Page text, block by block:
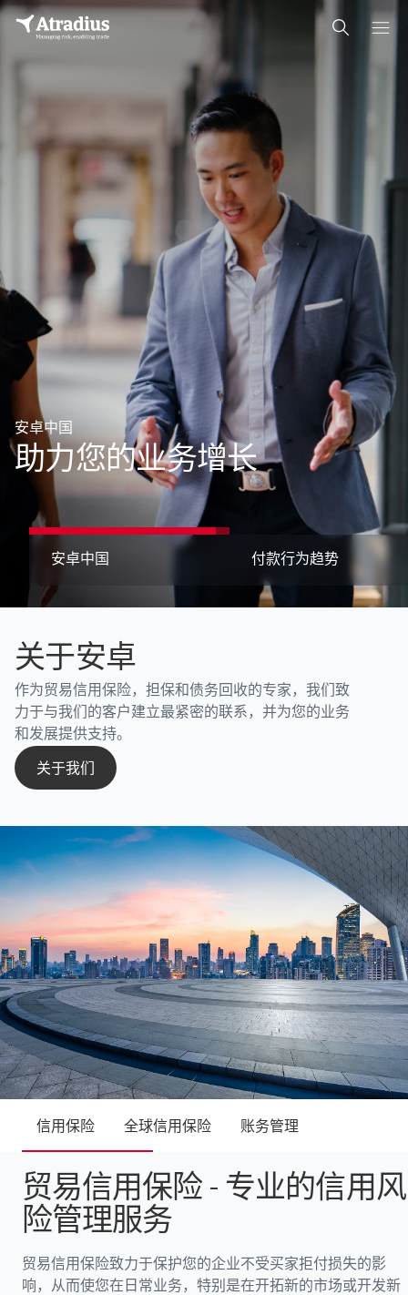
安卓中国
助力您的业务增长
付款行为趋势
2026 年亚洲 B2B 付款行为
趋势
随着亚洲 B2B 付款风险小幅抬升，全区域流动性压力持续
加剧
付款行为趋势 预约咨询
关于安卓
作为贸易信用保险，担保和债务回收的专家，我们致
力于与我们的客户建立最紧密的联系，并为您的业务
和发展提供支持。
关于我们
信用保险 全球信用保险 账务管理
贸易信用保险 - 专业的信用风
险管理服务
贸易信用保险致力于保护您的企业不受买家拒付损失的影
响，从而使您在日常业务，特别是在开拓新的市场或开发新